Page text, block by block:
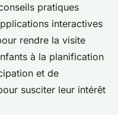
pratiques
interactives
rendre la visite
à la planification
et de
susciter leur intérêt